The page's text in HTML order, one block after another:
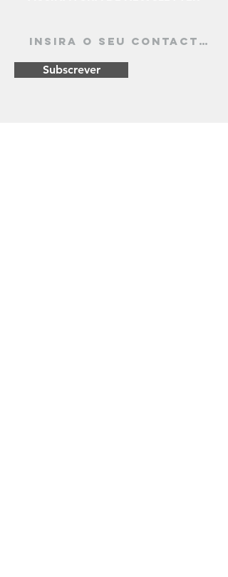
Subscrever